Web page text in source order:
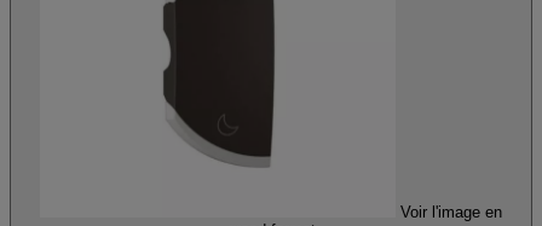
Voir l'image en